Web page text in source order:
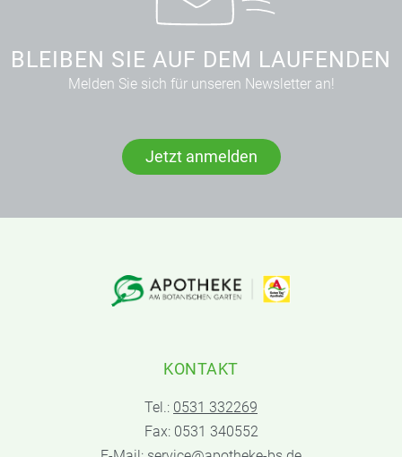
BLEIBEN SIE AUF DEM LAUFENDEN
Melden Sie sich für unseren Newsletter an!
Jetzt anmelden
KONTAKT
Tel.: 0531 332269
Fax: 0531 340552